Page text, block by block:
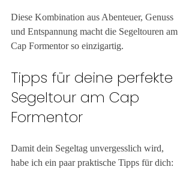
Diese Kombination aus Abenteuer, Genuss
und Entspannung macht die Segeltouren am
Cap Formentor so einzigartig.
Tipps für deine perfekte
Segeltour am Cap
Formentor
Damit dein Segeltag unvergesslich wird,
habe ich ein paar praktische Tipps für dich: